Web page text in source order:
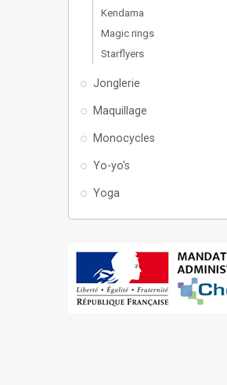
Kendama
Magic rings
Starflyers
Jonglerie
Maquillage
Monocycles
Yo-yo's
Yoga